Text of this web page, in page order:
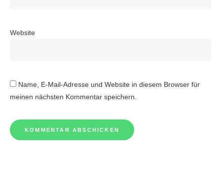
Website
Name, E-Mail-Adresse und Website in diesem Browser für
meinen nächsten Kommentar speichern.